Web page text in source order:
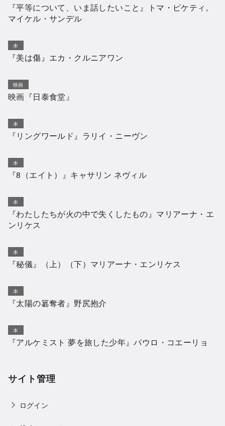
『平等について、いま話したいこと』トマ・ピケティ,
マイケル・サンデル
本
『美は傷』エカ・クルニアワン
映画
映画『日泰食堂』
本
『リングワールド』ラリイ・ニーヴン
本
『8（エイト）』キャサリン ネヴィル
本
『わたしたちが火の中で失くしたもの』マリアーナ・エ
ンリケス
本
『秘儀』（上）（下）マリアーナ・エンリケス
本
『太陽の簒奪者』野尻抱介
本
『アルケミスト 夢を旅した少年』パウロ・コエーリョ
サイト管理
ログイン